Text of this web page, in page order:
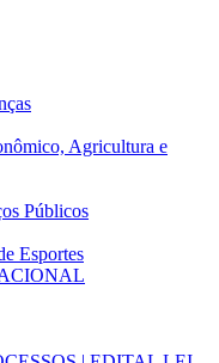
Agricultura e
Públicos
Esportes